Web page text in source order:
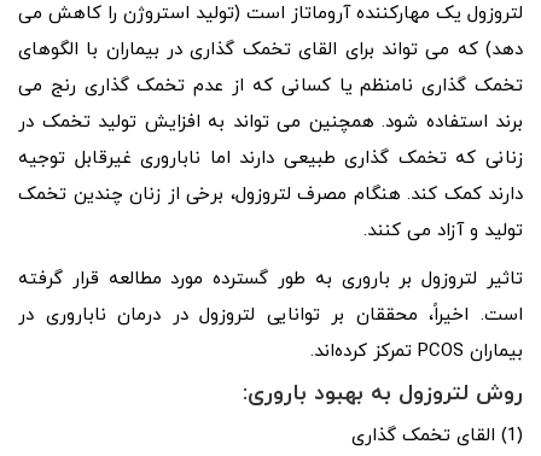
لتروزول یک مهارکننده آروماتاز است (تولید استروژن را کاهش می
دهد) که می تواند برای القای تخمک گذاری در بیماران با الگوهای
تخمک گذاری نامنظم یا کسانی که از عدم تخمک گذاری رنج می
برند استفاده شود. همچنین می تواند به افزایش تولید تخمک در
زنانی که تخمک گذاری طبیعی دارند اما ناباروری غیرقابل توجیه
دارند کمک کند. هنگام مصرف لتروزول، برخی از زنان چندین تخمک
تولید و آزاد می کنند.
تاثیر لتروزول بر باروری به طور گسترده مورد مطالعه قرار گرفته
است. اخیراً، محققان بر توانایی لتروزول در درمان ناباروری در
بیماران PCOS تمرکز کرده‌اند.
روش لتروزول به بهبود باروری:
(1) القای تخمک گذاری